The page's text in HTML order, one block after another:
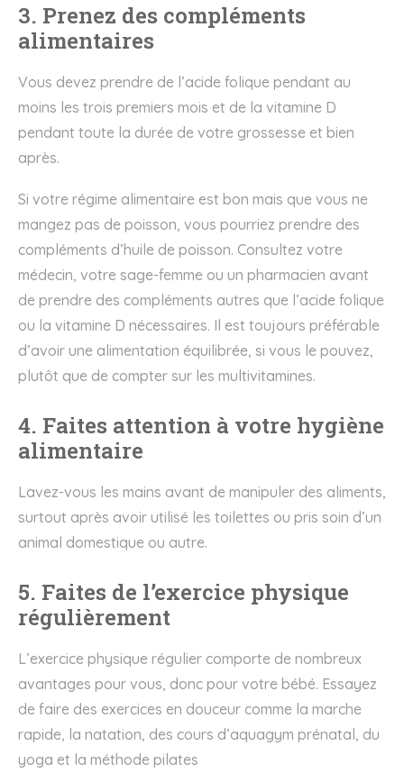
3. Prenez des compléments
alimentaires
Vous devez prendre de l’acide folique pendant au
moins les trois premiers mois et de la vitamine D
pendant toute la durée de votre grossesse et bien
après.
Si votre régime alimentaire est bon mais que vous ne
mangez pas de poisson, vous pourriez prendre des
compléments d’huile de poisson. Consultez votre
médecin, votre sage-femme ou un pharmacien avant
de prendre des compléments autres que l’acide folique
ou la vitamine D nécessaires. Il est toujours préférable
d’avoir une alimentation équilibrée, si vous le pouvez,
plutôt que de compter sur les multivitamines.
4. Faites attention à votre hygiène
alimentaire
Lavez-vous les mains avant de manipuler des aliments,
surtout après avoir utilisé les toilettes ou pris soin d’un
animal domestique ou autre.
5. Faites de l’exercice physique
régulièrement
L’exercice physique régulier comporte de nombreux
avantages pour vous, donc pour votre bébé. Essayez
de faire des exercices en douceur comme la marche
rapide, la natation, des cours d’aquagym prénatal, du
yoga et la méthode pilates